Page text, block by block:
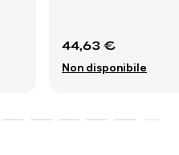
44,63 €
Non disponibile